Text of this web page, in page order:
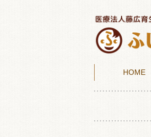
HOME